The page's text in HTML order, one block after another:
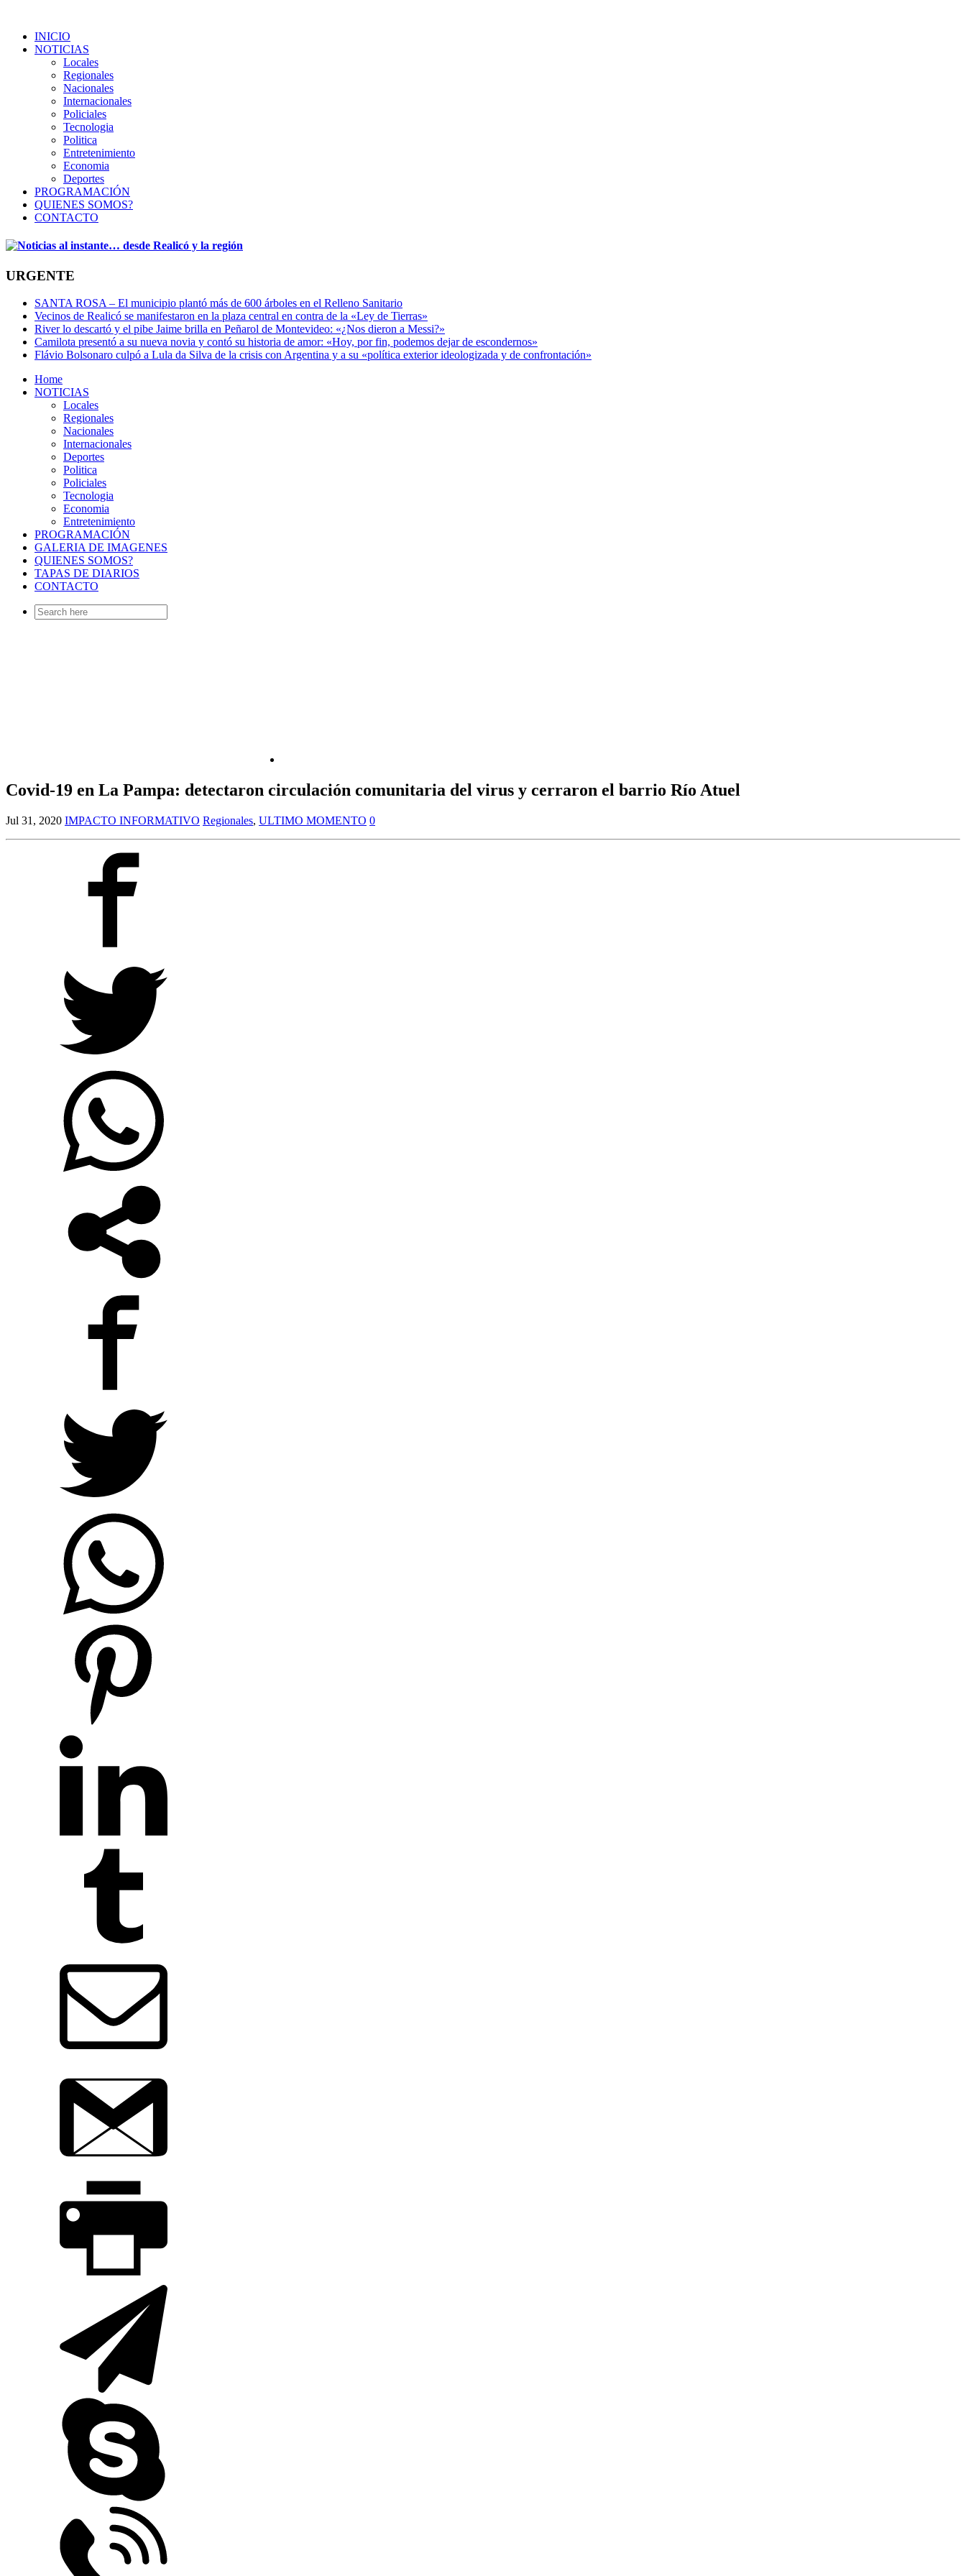
INICIO
NOTICIAS
Locales
Regionales
Nacionales
Internacionales
Policiales
Tecnologia
Politica
Entretenimiento
Economia
Deportes
PROGRAMACIÓN
QUIENES SOMOS?
CONTACTO
URGENTE
SANTA ROSA – El municipio plantó más de 600 árboles en el Relleno Sanitario
Vecinos de Realicó se manifestaron en la plaza central en contra de la «Ley de Tierras»
River lo descartó y el pibe Jaime brilla en Peñarol de Montevideo: «¿Nos dieron a Messi?»
Camilota presentó a su nueva novia y contó su historia de amor: «Hoy, por fin, podemos dejar de escondernos»
Flávio Bolsonaro culpó a Lula da Silva de la crisis con Argentina y a su «política exterior ideologizada y de confrontación»
Home
NOTICIAS
Locales
Regionales
Nacionales
Internacionales
Deportes
Politica
Policiales
Tecnologia
Economia
Entretenimiento
PROGRAMACIÓN
GALERIA DE IMAGENES
QUIENES SOMOS?
TAPAS DE DIARIOS
CONTACTO
Search
for:
Covid-19 en La Pampa: detectaron circulación comunitaria del virus y cerraron el barrio Río Atuel
Jul 31, 2020 IMPACTO INFORMATIVO Regionales, ULTIMO MOMENTO 0